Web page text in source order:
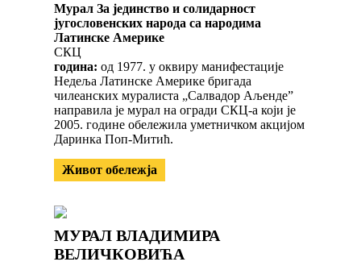
Мурал За јединство и солидарност
југословенских народа са народима
Латинске Америке
СКЦ
година: од 1977. у оквиру манифестације
Недеља Латинске Америке бригада
чилеанских муралиста „Салвадор Аљенде”
направила је мурал на огради СКЦ-а који је
2005. године обележила уметничком акцијом
Даринка Поп-Митић.
Живот обележја
МУРАЛ ВЛАДИМИРА
ВЕЛИЧКОВИЋА